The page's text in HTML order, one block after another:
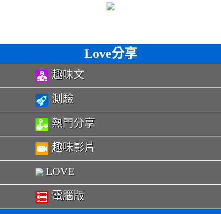
Love分享
趣味文
測驗
熱門分享
趣味影片
LOVE
電腦版